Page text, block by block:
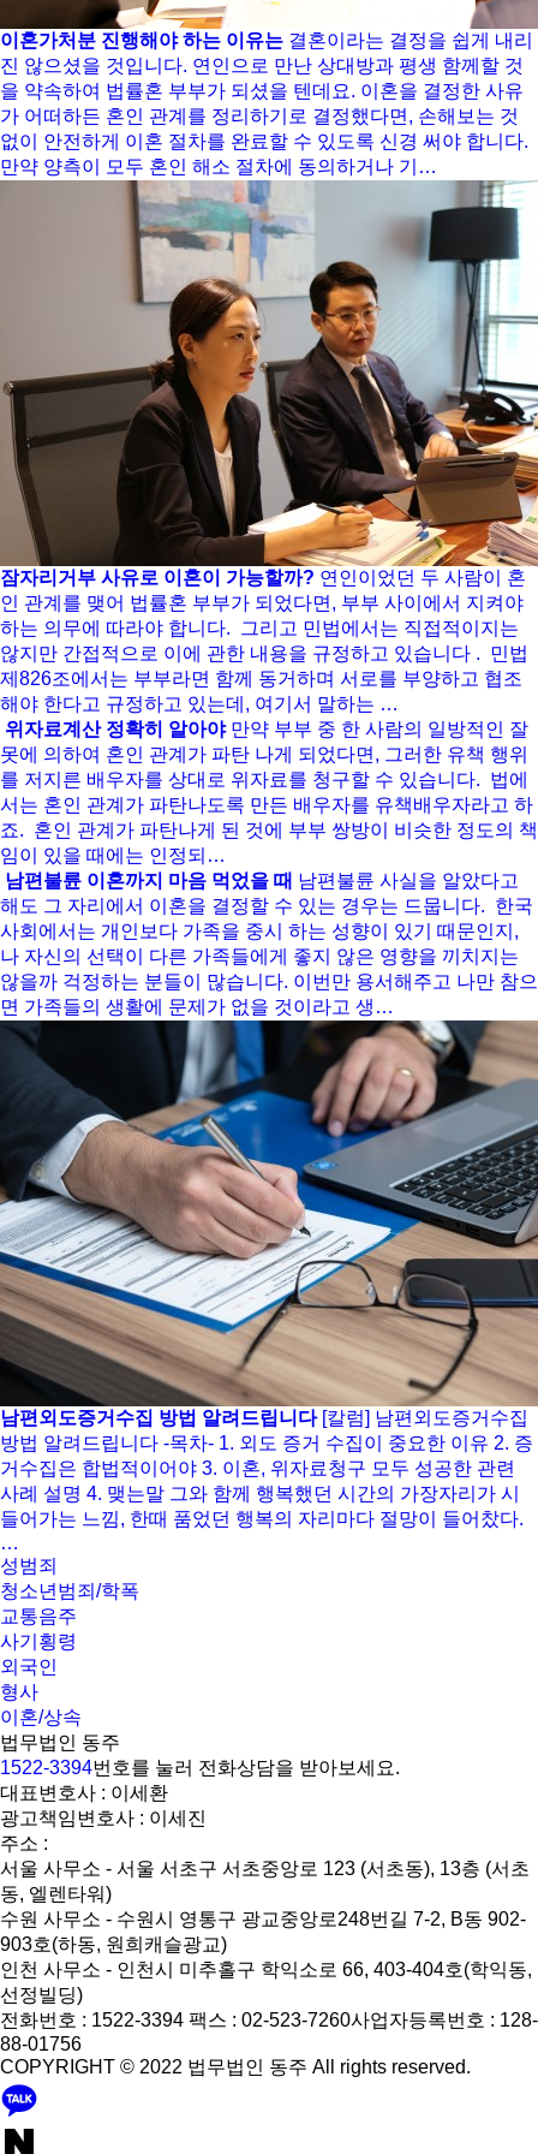
이혼가처분 진행해야 하는 이유는 결혼이라는 결정을 쉽게 내리
진 않으셨을 것입니다. 연인으로 만난 상대방과 평생 함께할 것
을 약속하여 법률혼 부부가 되셨을 텐데요. 이혼을 결정한 사유
가 어떠하든 혼인 관계를 정리하기로 결정했다면, 손해보는 것
없이 안전하게 이혼 절차를 완료할 수 있도록 신경 써야 합니다.
만약 양측이 모두 혼인 해소 절차에 동의하거나 기…
잠자리거부 사유로 이혼이 가능할까? 연인이었던 두 사람이 혼
인 관계를 맺어 법률혼 부부가 되었다면, 부부 사이에서 지켜야
하는 의무에 따라야 합니다. ​ 그리고 민법에서는 직접적이지는
않지만 간접적으로 이에 관한 내용을 규정하고 있습니다 . ​ 민법
제826조에서는 부부라면 함께 동거하며 서로를 부양하고 협조
해야 한다고 규정하고 있는데, 여기서 말하는 …
위자료계산 정확히 알아야 만약 부부 중 한 사람의 일방적인 잘
못에 의하여 혼인 관계가 파탄 나게 되었다면, 그러한 유책 행위
를 저지른 배우자를 상대로 위자료를 청구할 수 있습니다. ​ 법에
서는 혼인 관계가 파탄나도록 만든 배우자를 유책배우자라고 하
죠. ​ 혼인 관계가 파탄나게 된 것에 부부 쌍방이 비슷한 정도의 책
임이 있을 때에는 인정되…
남편불륜 이혼까지 마음 먹었을 때 남편불륜 사실을 알았다고
해도 그 자리에서 이혼을 결정할 수 있는 경우는 드뭅니다. ​ 한국
사회에서는 개인보다 가족을 중시 하는 성향이 있기 때문인지,
나 자신의 선택이 다른 가족들에게 좋지 않은 영향을 끼치지는
않을까 걱정하는 분들이 많습니다. 이번만 용서해주고 나만 참으
면 가족들의 생활에 문제가 없을 것이라고 생…
남편외도증거수집 방법 알려드립니다 [칼럼] 남편외도증거수집
방법 알려드립니다 -목차- 1. 외도 증거 수집이 중요한 이유 2. 증
거수집은 합법적이어야 3. 이혼, 위자료청구 모두 성공한 관련
사례 설명 4. 맺는말 그와 함께 행복했던 시간의 가장자리가 시
들어가는 느낌, 한때 품었던 행복의 자리마다 절망이 들어찼다.
…
성범죄
청소년범죄/학폭
교통음주
사기횡령
외국인
형사
이혼/상속
법무법인 동주
1522-3394번호를 눌러 전화상담을 받아보세요.
대표변호사 : 이세환
광고책임변호사 : 이세진
주소 :
서울 사무소 - 서울 서초구 서초중앙로 123 (서초동), 13층 (서초
동, 엘렌타워)
수원 사무소 - 수원시 영통구 광교중앙로248번길 7-2, B동 902-
903호(하동, 원희캐슬광교)
인천 사무소 - 인천시 미추홀구 학익소로 66, 403-404호(학익동,
선정빌딩)
전화번호 : 1522-3394 팩스 : 02-523-7260사업자등록번호 : 128-
88-01756
COPYRIGHT © 2022 법무법인 동주 All rights reserved.